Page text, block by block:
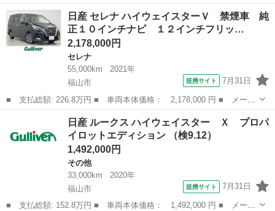
ー名： 日産 ■ 車種名： オーラ ■ グレード名： ニスモ 禁煙
車 ニスモフルエアロ アラウンドビューモニター 純正前方ドライ
ブレコー...
広島 福山市 日産
日産 セレナ ハイウェイスターＶ 禁煙車 純
正１０インチナビ １２インチフリッ…
2,178,000円
セレナ
55,000km
2021年
福山市
提携サイト 7月31日
■ 支払総額: 226.8万円 ■ 車両本体価格： 2,178,000 円 ■ メーカ
ー名： 日産 ■ 車種名： セレナ ■ グレード名： ハイウェイス
ターＶ 禁煙車 純正１０インチナビ １２インチフリップダウンモ
ニター ...
福山市 セレナ
日産 ルークス ハイウェイスター Ｘ プロパ
イロットエディション （検9.12）
1,492,000円
その他
33,000km
2020年
福山市
提携サイト 7月31日
■ 支払総額: 152.8万円 ■ 車両本体価格： 1,492,000 円 ■ メーカ